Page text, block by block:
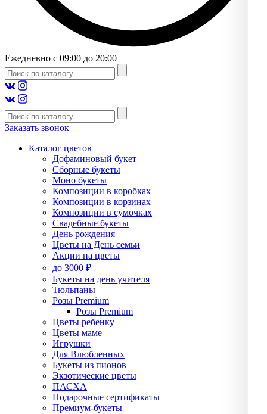
Ежедневно с 09:00 до 20:00
Заказать звонок
Каталог цветов
Дофаминовый букет
Сборные букеты
Моно букеты
Композиции в коробках
Композиции в корзинах
Композиции в сумочках
Свадебные букеты
День рождения
Цветы на День семьи
Акции на цветы
до 3000 ₽
Букеты на день учителя
Тюльпаны
Розы Premium
Розы Premium
Цветы ребенку
Цветы маме
Игрушки
Для Влюбленных
Букеты из пионов
Экзотические цветы
ПАСХА
Подарочные сертификаты
Премиум-букеты